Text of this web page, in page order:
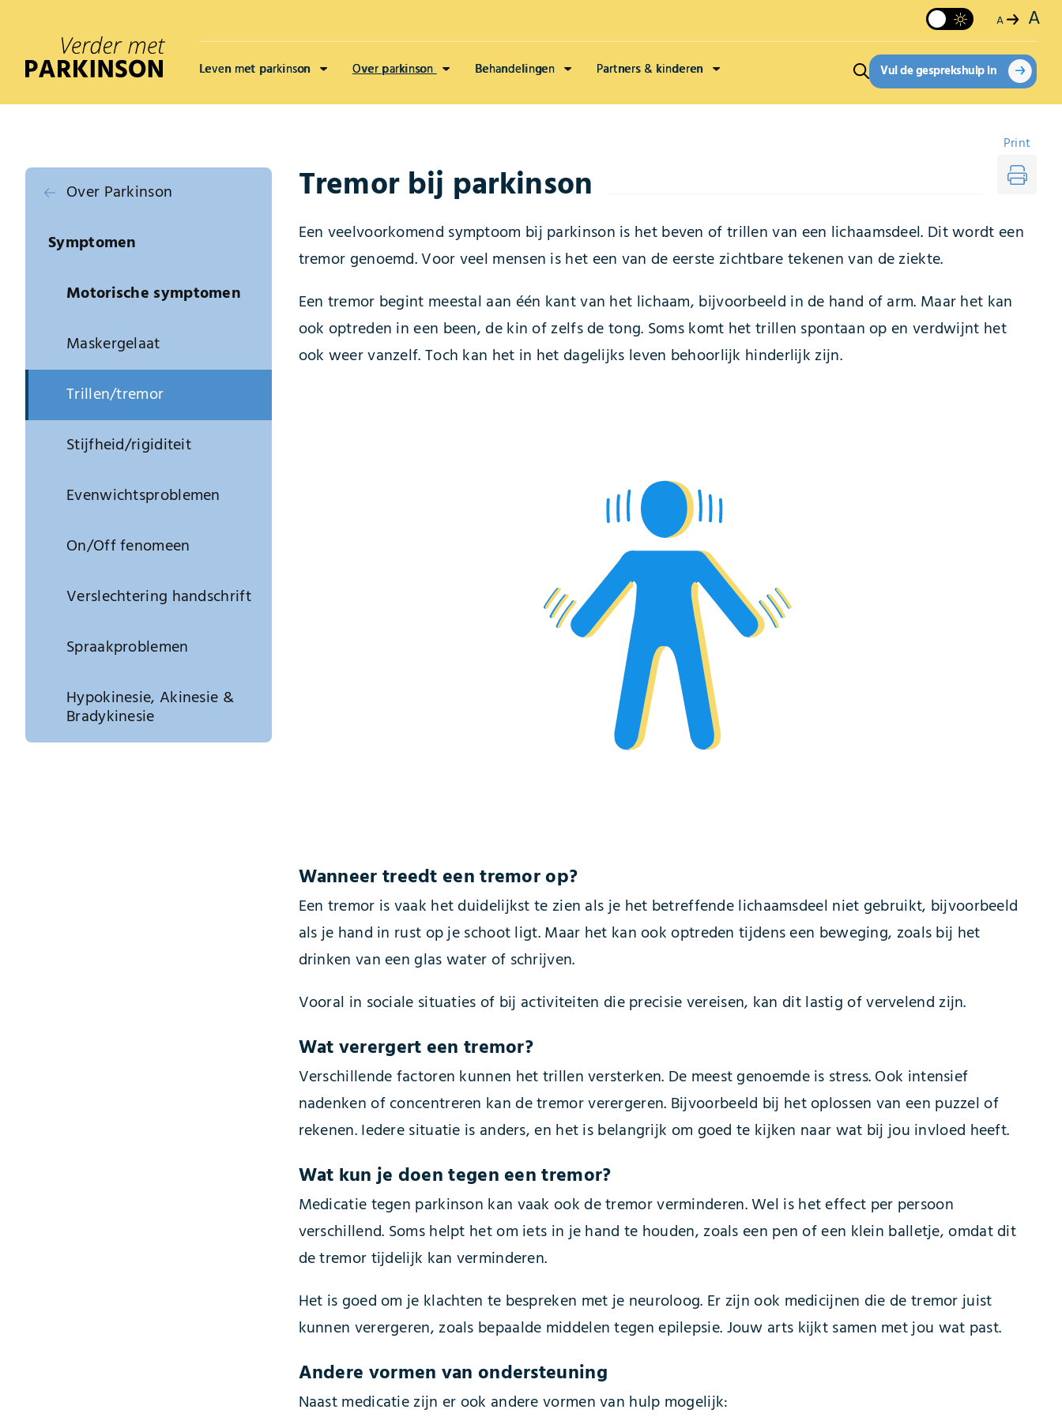
A A
Leven met parkinson Over parkinson Behandelingen Partners & kinderen Vul de gesprekshulp in
Over Parkinson
Symptomen
Motorische symptomen
Maskergelaat
Trillen/tremor
Stijfheid/rigiditeit
Evenwichtsproblemen
On/Off fenomeen
Verslechtering handschrift
Spraakproblemen
Hypokinesie, Akinesie &
Bradykinesie
Tremor bij parkinson
Print
Een veelvoorkomend symptoom bij parkinson is het beven of trillen van een lichaamsdeel. Dit wordt een
tremor genoemd. Voor veel mensen is het een van de eerste zichtbare tekenen van de ziekte.
Een tremor begint meestal aan één kant van het lichaam, bijvoorbeeld in de hand of arm. Maar het kan
ook optreden in een been, de kin of zelfs de tong. Soms komt het trillen spontaan op en verdwijnt het
ook weer vanzelf. Toch kan het in het dagelijks leven behoorlijk hinderlijk zijn.
Wanneer treedt een tremor op?
Een tremor is vaak het duidelijkst te zien als je het betreffende lichaamsdeel niet gebruikt, bijvoorbeeld
als je hand in rust op je schoot ligt. Maar het kan ook optreden tijdens een beweging, zoals bij het
drinken van een glas water of schrijven.
Vooral in sociale situaties of bij activiteiten die precisie vereisen, kan dit lastig of vervelend zijn.
Wat verergert een tremor?
Verschillende factoren kunnen het trillen versterken. De meest genoemde is stress. Ook intensief
nadenken of concentreren kan de tremor verergeren. Bijvoorbeeld bij het oplossen van een puzzel of
rekenen. Iedere situatie is anders, en het is belangrijk om goed te kijken naar wat bij jou invloed heeft.
Wat kun je doen tegen een tremor?
Medicatie tegen parkinson kan vaak ook de tremor verminderen. Wel is het effect per persoon
verschillend. Soms helpt het om iets in je hand te houden, zoals een pen of een klein balletje, omdat dit
de tremor tijdelijk kan verminderen.
Het is goed om je klachten te bespreken met je neuroloog. Er zijn ook medicijnen die de tremor juist
kunnen verergeren, zoals bepaalde middelen tegen epilepsie. Jouw arts kijkt samen met jou wat past.
Andere vormen van ondersteuning
Naast medicatie zijn er ook andere vormen van hulp mogelijk: